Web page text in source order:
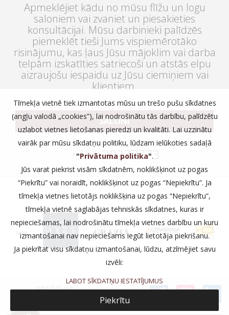
Apmeklējiet kādu no mūsu flīžu un logu
saloniem vai zvaniet un piesakieties
konsultācijai. Mūsu darbinieki palīdzēs
piemeklēt tieši Jums vispiemērotāko
risinājumu, kas ļaus Jūsu mājoklim vai darba
telpām izskatīties satriecoši un atstās elpu
aizraujošu iespaidu uz Jūsu ciemiņiem vai
klientiem.
SALONI
vai zvaniet:
+37120237773
PRIVĀTUMS
Tīmekļa vietnē tiek izmantotas mūsu un trešo pušu sīkdatnes
(angļu valodā „cookies”), lai nodrošinātu tās darbību, palīdzētu
uzlabot vietnes lietošanas pieredzi un kvalitāti. Lai uzzinātu
vairāk par mūsu sīkdatņu politiku, lūdzam ielūkoties sadaļā
"Privātuma politika".
Jūs varat piekrist visām sīkdatnēm, noklikšķinot uz pogas
“Piekrītu” vai noraidīt, noklikšķinot uz pogas “Nepiekrītu”. Ja
tīmekļa vietnes lietotājs noklikšķina uz pogas “Nepiekrītu”,
tīmekļa vietnē saglabājas tehniskās sīkdatnes, kuras ir
nepieciešamas, lai nodrošinātu tīmekļa vietnes darbību un kuru
izmantošanai nav nepieciešams iegūt lietotāja piekrišanu.
Ja piekrītat visu sīkdatņu izmantošanai, lūdzu, atzīmējiet savu
izvēli:
LABOT SĪKDATŅU IESTATĪJUMUS
Piekrītu